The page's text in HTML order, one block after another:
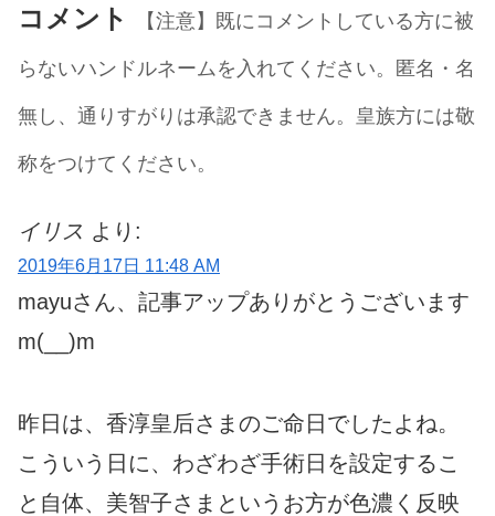
コメント
【注意】既にコメントしている方に被
らないハンドルネームを入れてください。匿名・名
無し、通りすがりは承認できません。皇族方には敬
称をつけてください。
イリス より:
2019年6月17日 11:48 AM
mayuさん、記事アップありがとうございます
m(__)m
昨日は、香淳皇后さまのご命日でしたよね。
こういう日に、わざわざ手術日を設定するこ
と自体、美智子さまというお方が色濃く反映